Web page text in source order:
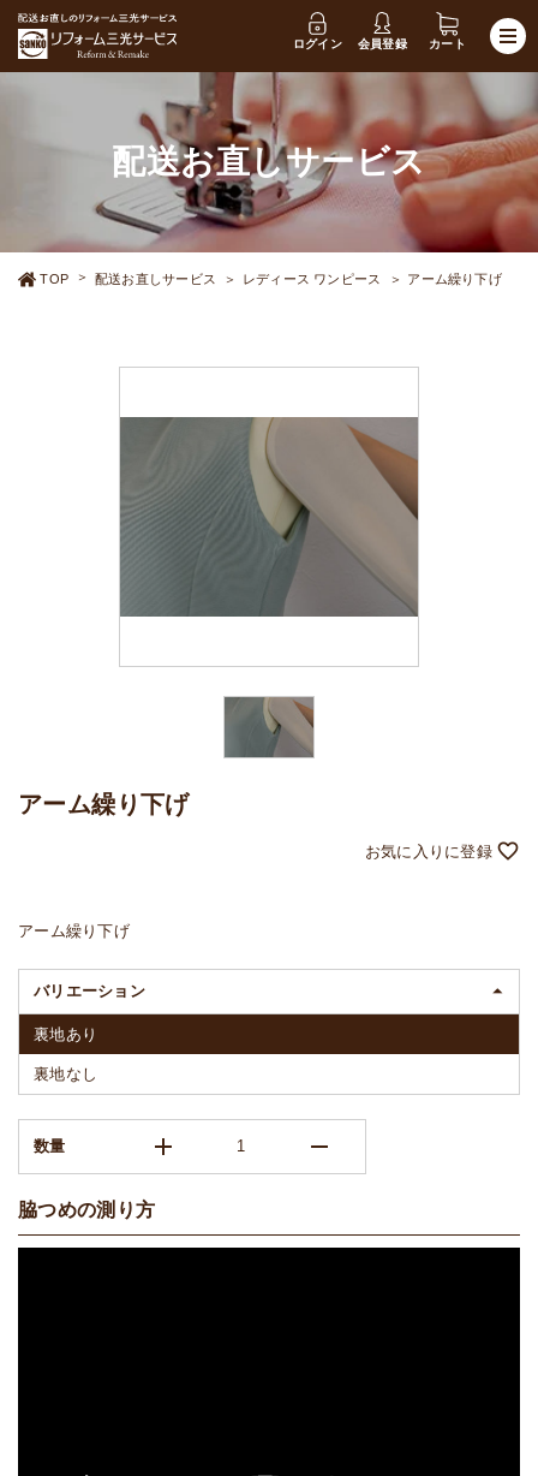
ログイン 会員登録 カート
配送お直しサービス
TOP 配送お直しサービス レディース ワンピース アーム繰り下げ
アーム繰り下げ
アーム繰り下げ
バリエーション
裏地あり
裏地なし
数量 add remove
脇つめの測り方